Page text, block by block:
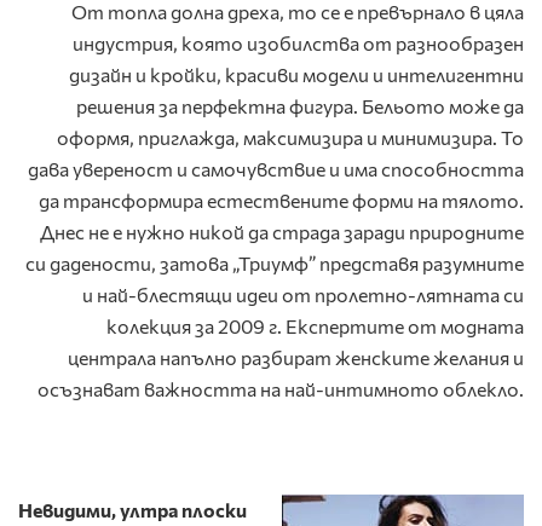
От топла долна дреха, то се е превърнало в цяла
индустрия, която изобилства от разнообразен
дизайн и кройки, красиви модели и интелигентни
решения за перфектна фигура. Бельото може да
оформя, приглажда, максимизира и минимизира. То
дава увереност и самочувствие и има способността
да трансформира естествените форми на тялото.
Днес не е нужно никой да страда заради природните
си дадености, затова „Триумф” представя разумните
и най-блестящи идеи от пролетно-лятната си
колекция за 2009 г. Експертите от модната
централа напълно разбират женските желания и
осъзнават важността на най-интимното облекло.
Невидими, ултра плоски